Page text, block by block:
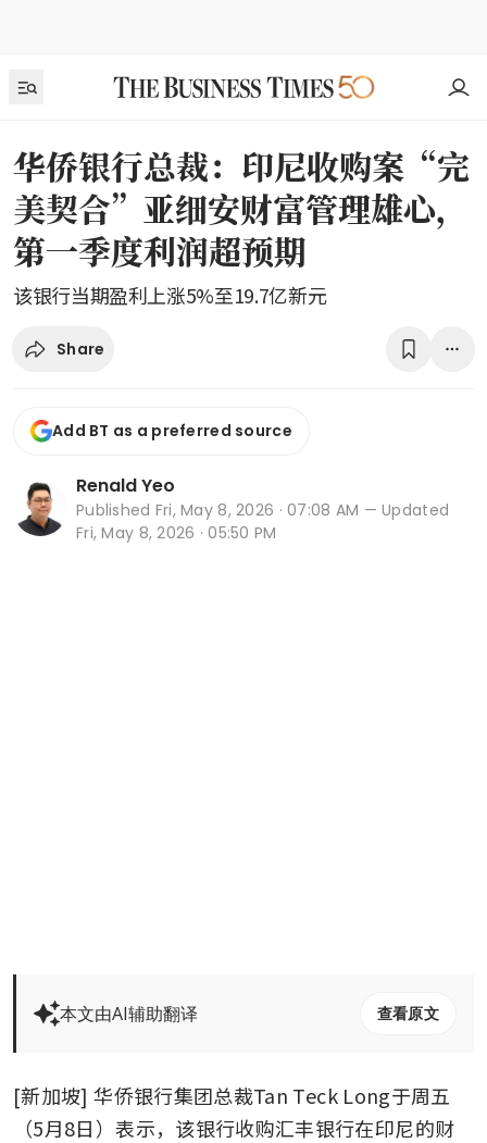
华侨银行总裁：印尼收购案“完
美契合”亚细安财富管理雄心，
第一季度利润超预期
该银行当期盈利上涨5%至19.7亿新元
Share
Add BT as a preferred source
Renald Yeo
Published Fri, May 8, 2026 · 07:08 AM — Updated
Fri, May 8, 2026 · 05:50 PM
本文由AI辅助翻译 查看原文
[新加坡] 华侨银行集团总裁Tan Teck Long于周五
（5月8日）表示，该银行收购汇丰银行在印尼的财